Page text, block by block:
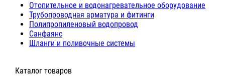
Отопительное и водонагревательное оборудование
Трубопроводная арматура и фитинги
Полипропиленовый водопровод
Санфаянс
Шланги и поливочные системы
⠀Каталог товаров